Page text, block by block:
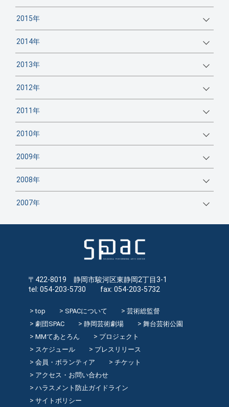
2015年
2014年
2013年
2012年
2011年
2010年
2009年
2008年
2007年
〒422-8019 静岡市駿河区東静岡2丁目3-1
tel: 054-203-5730 fax: 054-203-5732
top SPACについて
芸術総監督
劇団SPAC
静岡芸術劇場
舞台芸術公園
MMてあとろん
プロジェクト
スケジュール
プレスリリース
会員・ボランティア
チケット
アクセス・お問い合わせ
ハラスメント防止ガイドライン
サイトポリシー